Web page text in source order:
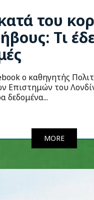
του
Τι
ο καθηγητής
Επιστημών του
δεδομένα...
MORE